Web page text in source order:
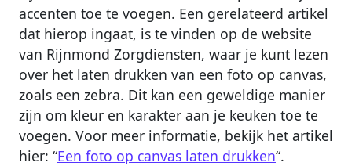
accenten toe te voegen. Een gerelateerd artikel
dat hierop ingaat, is te vinden op de website
van Rijnmond Zorgdiensten, waar je kunt lezen
over het laten drukken van een foto op canvas,
zoals een zebra. Dit kan een geweldige manier
zijn om kleur en karakter aan je keuken toe te
voegen. Voor meer informatie, bekijk het artikel
hier: “Een foto op canvas laten drukken“.